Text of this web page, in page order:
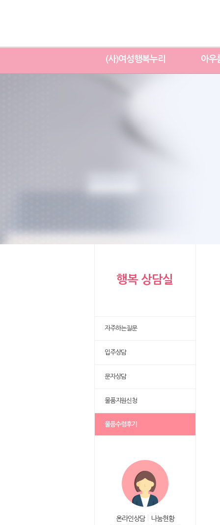
(사)여성행복누리 아우
행복 상담실
자주하는질문
입주상담
문자상담
물품지원신청
물품수령후기
온라인상담
나눔현황